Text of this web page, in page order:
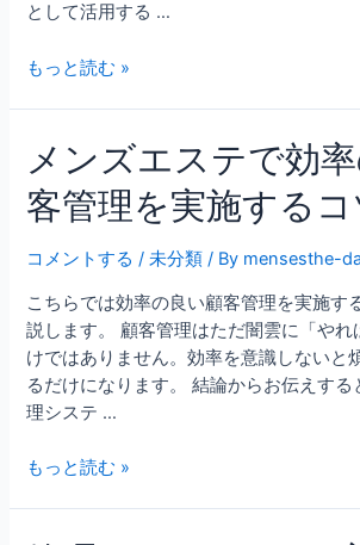
として活用する …
もっと読む »
メンズエステで効
客管理を実施するコ
コメントする /未分類 / By mensesthe-
こちらでは効率の良い顧客管理を実施す
説します。 顧客管理はただ闇雲に「やれ
けではありません。効率を意識しないと
るだけになります。 結論からお伝えする
理システ …
もっと読む »